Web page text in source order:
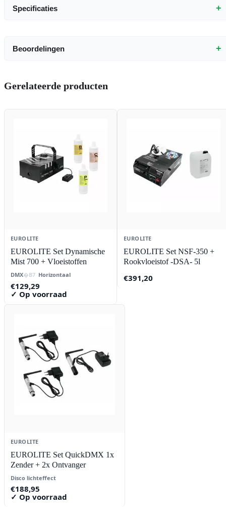
Specificaties +
Beoordelingen +
Gerelateerde producten
EUROLITE
EUROLITE Set Dynamische
Mist 700 + Vloeistoffen
DMX Horizontaal
€129,29
✓ Op voorraad
EUROLITE
EUROLITE Set NSF-350 +
Rookvloeistof -DSA- 5l
€391,20
EUROLITE
EUROLITE Set QuickDMX 1x
Zender + 2x Ontvanger
Disco lichteffect
€188,95
✓ Op voorraad